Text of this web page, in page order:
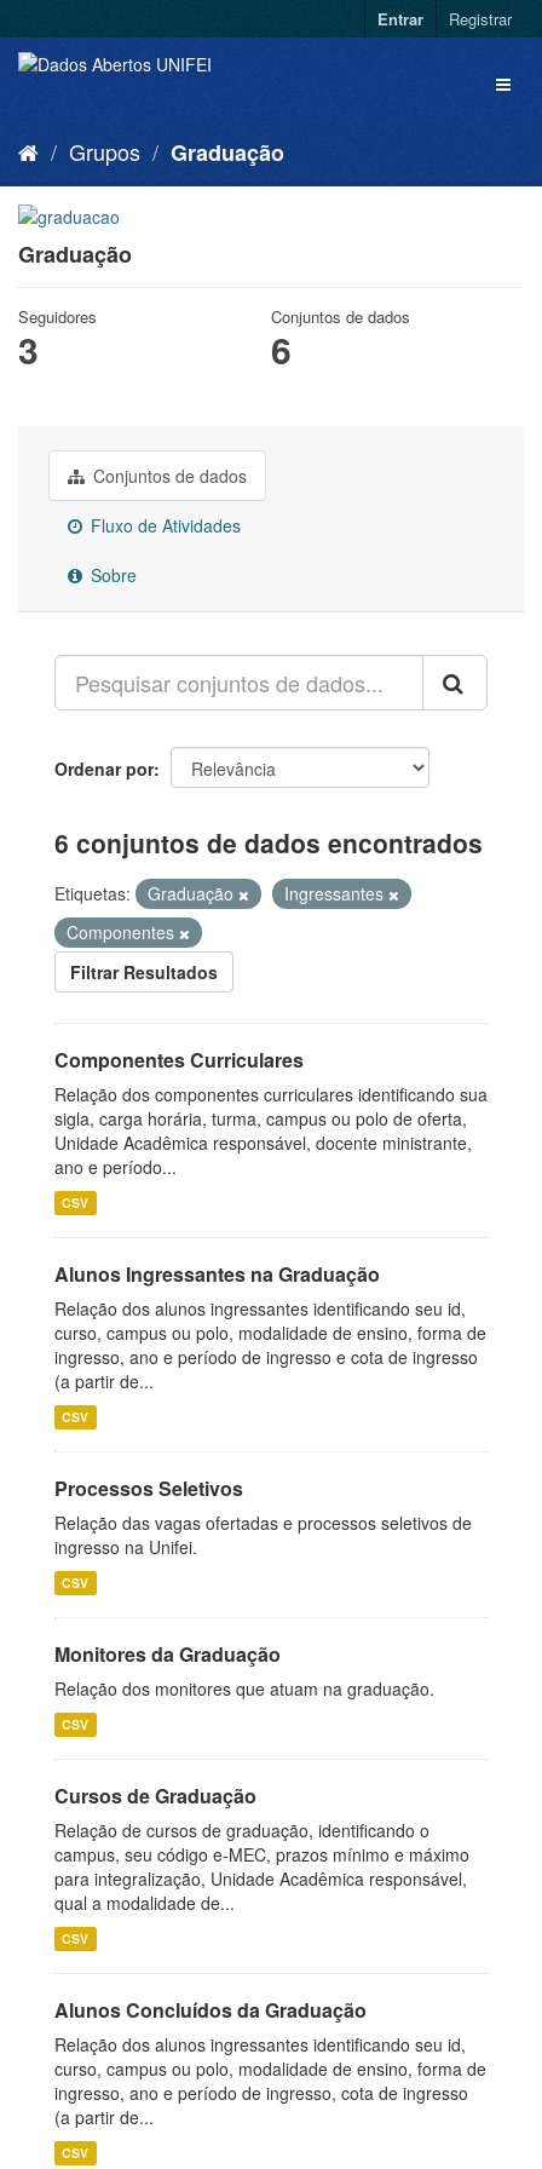
Entrar Registrar
Grupos Graduação
Graduação
Seguidores
3
Conjuntos de dados
6
Conjuntos de dados
Fluxo de Atividades
Sobre
Ordenar por
6 conjuntos de dados encontrados
Etiquetas: Graduação
Ingressantes
Componentes
Filtrar Resultados
Componentes Curriculares
Relação dos componentes curriculares identificando sua
sigla, carga horária, turma, campus ou polo de oferta,
Unidade Acadêmica responsável, docente ministrante,
ano e período...
CSV
Alunos Ingressantes na Graduação
Relação dos alunos ingressantes identificando seu id,
curso, campus ou polo, modalidade de ensino, forma de
ingresso, ano e período de ingresso e cota de ingresso
(a partir de...
CSV
Processos Seletivos
Relação das vagas ofertadas e processos seletivos de
ingresso na Unifei.
CSV
Monitores da Graduação
Relação dos monitores que atuam na graduação.
CSV
Cursos de Graduação
Relação de cursos de graduação, identificando o
campus, seu código e-MEC, prazos mínimo e máximo
para integralização, Unidade Acadêmica responsável,
qual a modalidade de...
CSV
Alunos Concluídos da Graduação
Relação dos alunos ingressantes identificando seu id,
curso, campus ou polo, modalidade de ensino, forma de
ingresso, ano e período de ingresso, cota de ingresso
(a partir de...
CSV